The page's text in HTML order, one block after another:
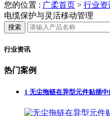
您的位置 : 广柔首页 > 行业资
电缆保护与灵活移动管理
搜索
行业资讯
热门案例
1 无尘拖链在异型元件贴插中